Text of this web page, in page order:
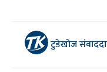
टुडेखोज